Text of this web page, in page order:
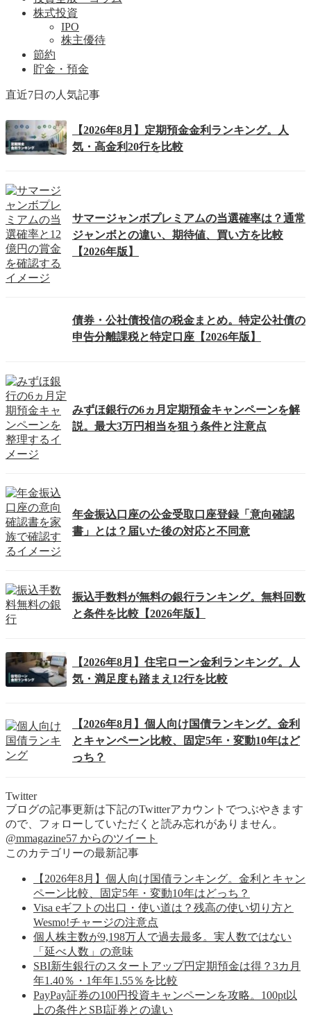
株式投資
IPO
株主優待
節約
貯金・預金
直近7日の人気記事
【2026年8月】定期預金金利ランキング。人
気・高金利20行を比較
サマージャンボプレミアムの当選確率は？通常
ジャンボとの違い、期待値、買い方を比較
【2026年版】
債券・公社債投信の税金まとめ。特定公社債の
申告分離課税と特定口座【2026年版】
みずほ銀行の6ヵ月定期預金キャンペーンを解
説。最大3万円相当を狙う条件と注意点
年金振込口座の公金受取口座登録「意向確認
書」とは？届いた後の対応と不同意
振込手数料が無料の銀行ランキング。無料回数
と条件を比較【2026年版】
【2026年8月】住宅ローン金利ランキング。人
気・満足度も踏まえ12行を比較
【2026年8月】個人向け国債ランキング。金利
とキャンペーン比較、固定5年・変動10年はど
っち？
Twitter
ブログの記事更新は下記のTwitterアカウントでつぶやきます
ので、フォローしていただくと読み忘れがありません。
@mmagazine57 からのツイート
このカテゴリーの最新記事
【2026年8月】個人向け国債ランキング。金利とキャン
ペーン比較、固定5年・変動10年はどっち？
Visa eギフトの出口・使い道は？残高の使い切り方と
Wesmo!チャージの注意点
個人株主数が9,198万人で過去最多。実人数ではない
「延べ人数」の意味
SBI新生銀行のスタートアップ円定期預金は得？3カ月
年1.40％・1年年1.55％を比較
PayPay証券の100円投資キャンペーンを攻略。100pt以
上の条件とSBI証券との違い